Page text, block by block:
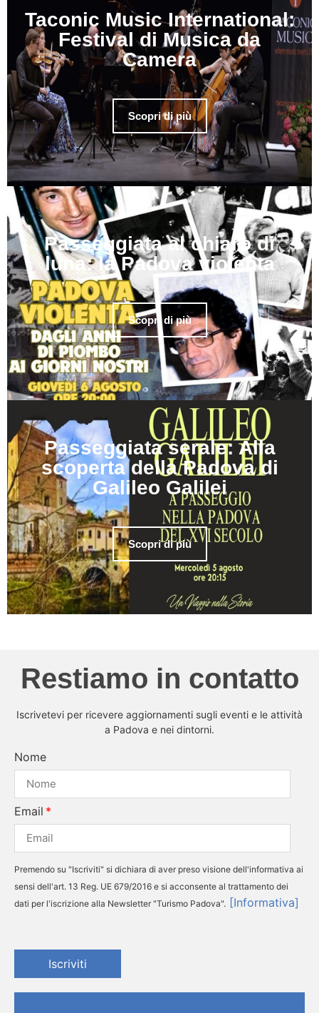
Taconic Music International:
Festival di Musica da
Camera
Scopri di più
Passeggiata al chiaro di
luna: la Padova violenta
Scopri di più
Passeggiata serale: Alla
scoperta della Padova di
Galileo Galilei
Scopri di più
Restiamo in contatto
Iscrivetevi per ricevere aggiornamenti sugli eventi e le attività
a Padova e nei dintorni.
Nome
Email
Premendo su "Iscriviti" si dichiara di aver preso visione dell'informativa ai
sensi dell'art. 13 Reg. UE 679/2016 e si acconsente al trattamento dei
dati per l'iscrizione alla Newsletter "Turismo Padova". [Informativa]
Iscriviti